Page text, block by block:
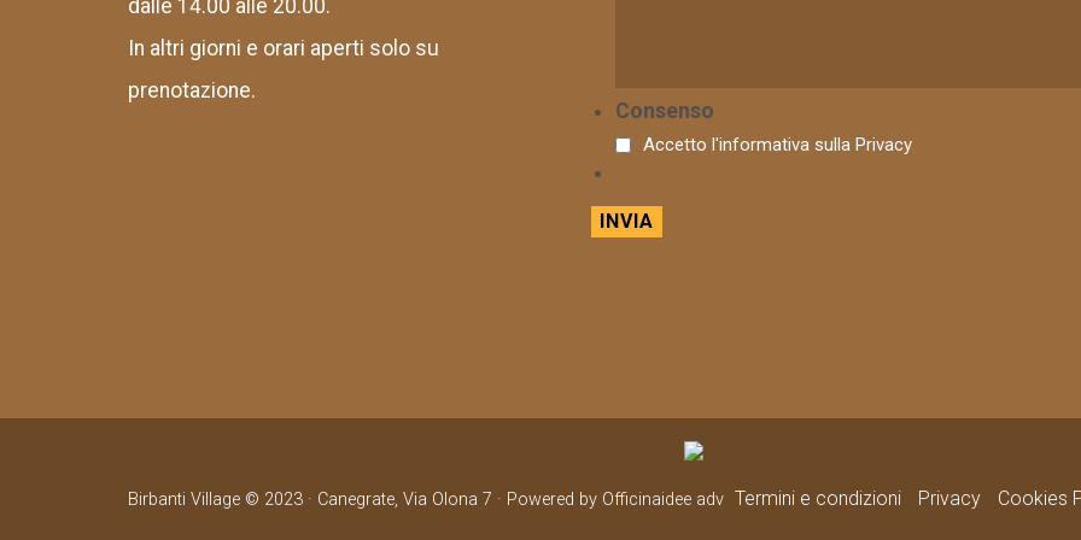
dalle 14.00 alle 20.00.
In altri giorni e orari aperti solo su
prenotazione.
Consenso
Accetto l'informativa sulla Privacy
Birbanti Village © 2023 · Canegrate, Via Olona 7 · Powered by Officinaidee adv Termini e condizioni Privacy Cookies